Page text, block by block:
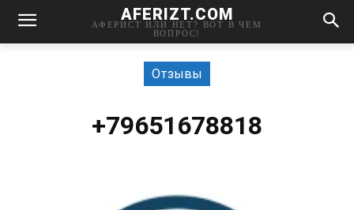
AFERIZT.COM
АФЕРИСТ ИЛИ НЕТ? ВОТ В ЧЕМ
ВОПРОС!
Отзывы
+79651678818